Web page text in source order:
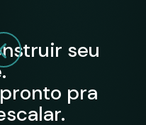
seu
pra